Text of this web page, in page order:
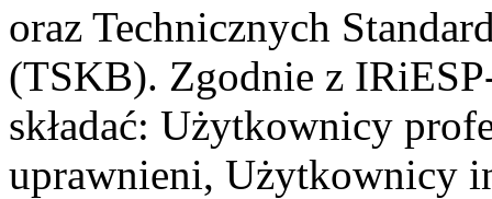
oraz Technicznych
(TSKB). Zgodnie z
składać: Użytkownicy
uprawnieni, Użytkownicy